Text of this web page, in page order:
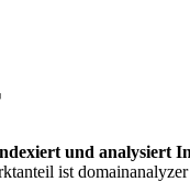
und analysiert
ist